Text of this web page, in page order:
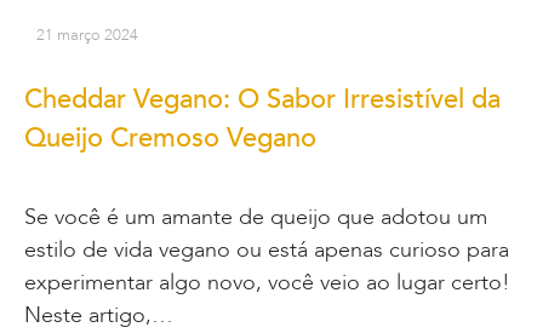
21 março 2024
Cheddar Vegano: O Sabor Irresistível da
Queijo Cremoso Vegano
Se você é um amante de queijo que adotou um
estilo de vida vegano ou está apenas curioso para
experimentar algo novo, você veio ao lugar certo!
Neste artigo,…